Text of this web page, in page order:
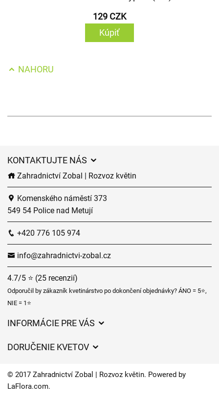
129 CZK
Kúpiť
NAHORU
KONTAKTUJTE NÁS
Zahradnictví Zobal | Rozvoz květin
Komenského náměstí 373
549 54 Police nad Metují
+420 776 105 974
info@zahradnictvi-zobal.cz
4.7/5 ⭐ (25 recenzií)
Odporučil by zákazník kvetinárstvo po dokončení objednávky? ÁNO = 5⭐,
NIE = 1⭐
INFORMÁCIE PRE VÁS
Časy doručenia kvetov – prehľad možností
DORUČENIE KVETOV
Kam doručujeme kvety
© 2017 Zahradnictví Zobal | Rozvoz květin. Powered by
LaFlora.com.